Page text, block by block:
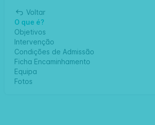
Voltar
O que é?
Objetivos
Intervenção
Condições de Admissão
Ficha Encaminhamento
Equipa
Fotos